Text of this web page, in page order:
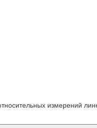
измерений